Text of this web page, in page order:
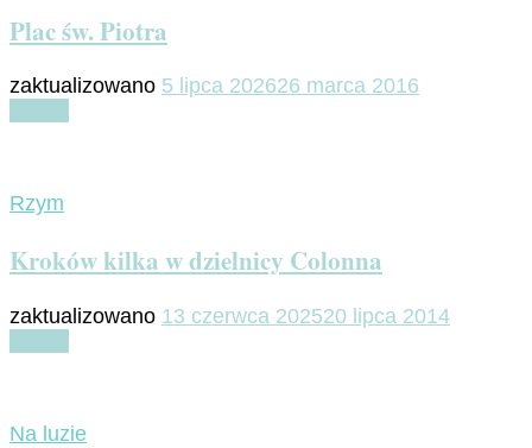
Plac św. Piotra
zaktualizowano 5 lipca 202626 marca 2016
Rzym
Kroków kilka w dzielnicy Colonna
zaktualizowano 13 czerwca 202520 lipca 2014
Na luzie